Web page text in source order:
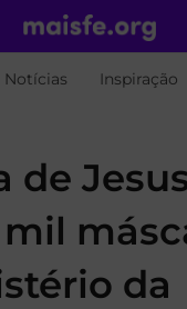
Notícias Inspiração
de
da